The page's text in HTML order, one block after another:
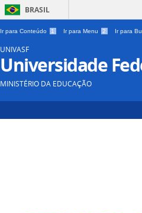
BRASIL
Ir para Conteúdo 1 Ir para Menu 2 Ir para
UNIVASF
Universidade
MINISTÉRIO DA EDUCAÇÃO